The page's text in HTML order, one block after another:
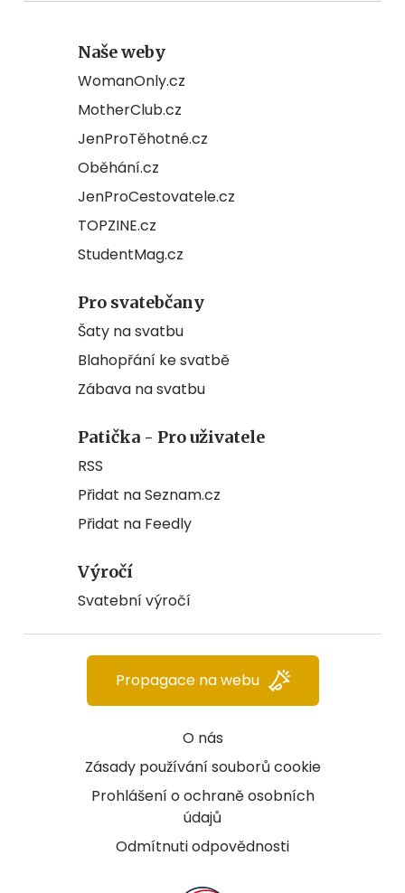
Naše weby
WomanOnly.cz
MotherClub.cz
JenProTěhotné.cz
Oběhání.cz
JenProCestovatele.cz
TOPZINE.cz
StudentMag.cz
Pro svatebčany
Šaty na svatbu
Blahopřání ke svatbě
Zábava na svatbu
Patička - Pro uživatele
RSS
Přidat na Seznam.cz
Přidat na Feedly
Výročí
Svatební výročí
O nás
Zásady používání souborů cookie
Prohlášení o ochraně osobních
údajů
Odmítnuti odpovědnosti
Propagace na webu